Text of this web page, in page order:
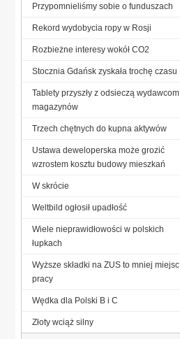
Przypomnieliśmy sobie o funduszach
Rekord wydobycia ropy w Rosji
Rozbieżne interesy wokół CO2
Stocznia Gdańsk zyskała trochę czasu
Tablety przyszły z odsieczą wydawcom
magazynów
Trzech chętnych do kupna aktywów
Ustawa deweloperska może grozić
wzrostem kosztu budowy mieszkań
W skrócie
Weltbild ogłosił upadłość
Wiele nieprawidłowości w polskich
łupkach
Wyższe składki na ZUS to mniej miejsc
pracy
Wędka dla Polski B i C
Złoty wciąż silny